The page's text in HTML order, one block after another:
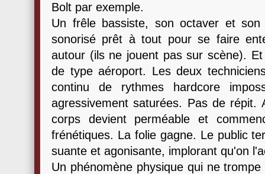
Bolt par exemple.
Un frêle bassiste, son octaver et
sonorisé prêt à tout pour se faire
autour (ils ne jouent pas sur scène).
de type aéroport. Les deux
continu de rythmes hardcore
agressivement saturées. Pas de
corps devient perméable et
frénétiques. La folie gagne. Le public
suante et agonisante, implorant qu'on
Un phénomène physique qui ne